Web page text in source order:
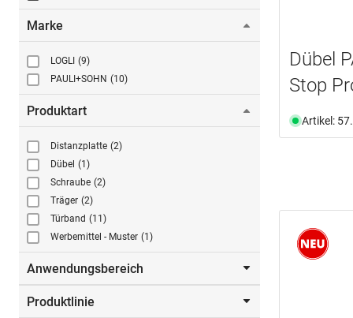
Marke
LOGLI (9)
PAULI+SOHN (10)
Produktart
Distanzplatte (2)
Dübel (1)
Schraube (2)
Träger (2)
Türband (11)
Werbemittel - Muster (1)
Anwendungsbereich
Bad (1)
Produktlinie
Dübel
Stop
Artikel: